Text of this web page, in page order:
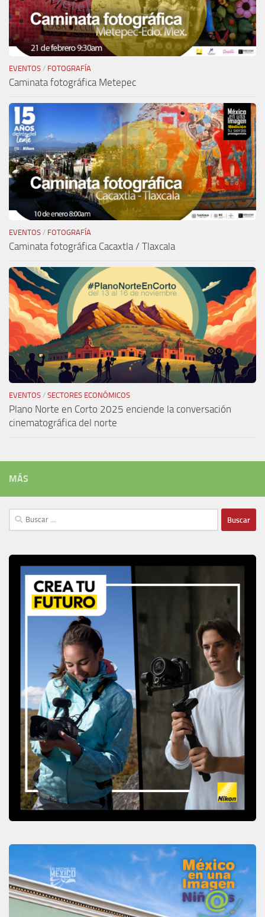
EVENTOS / FOTOGRAFÍA
Caminata fotográfica Metepec
EVENTOS / FOTOGRAFÍA
Caminata fotográfica Cacaxtla / Tlaxcala
EVENTOS / SECTORES ECONÓMICOS
Plano Norte en Corto 2025 enciende la conversación
cinematográfica del norte
MÁS
Buscar: